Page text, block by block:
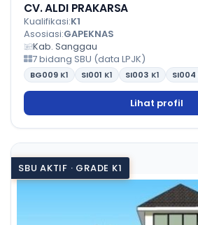
CV. ALDI PRAKARSA
Kualifikasi:K1
Asosiasi:GAPEKNAS
Kab. Sanggau
7 bidang SBU (data LPJK)
BG009 K1 SI001 K1 SI003 K1 SI004
Lihat profil
SBU AKTIF · GRADE K1